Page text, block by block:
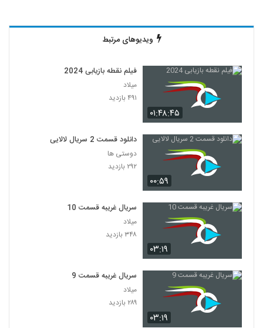
ویدیوهای مرتبط
۰۱:۴۸:۴۵
فیلم نقطه بازیابی 2024
میلاد
۴۹۱ بازدید
۰۰:۵۹
دانلود قسمت 2 سریال لالایی
دوستی ها
۲۹۲ بازدید
۰۳:۱۹
سریال غریبه قسمت 10
میلاد
۳۴۸ بازدید
۰۳:۱۹
سریال غریبه قسمت 9
میلاد
۲۸۹ بازدید